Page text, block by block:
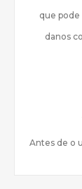
que pode
danos
Antes de o